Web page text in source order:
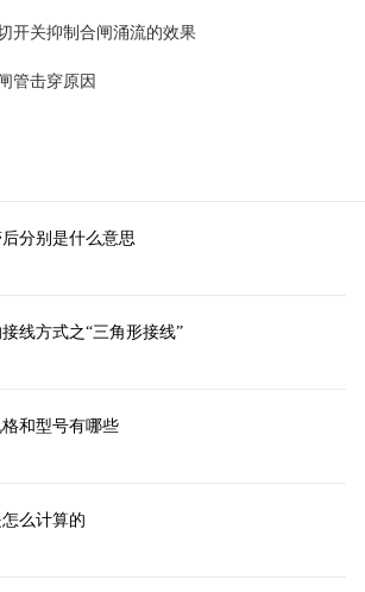
开关抑制合闸涌流的效果
管击穿原因
分别是什么意思
线方式之“三角形接线”
和型号有哪些
么计算的